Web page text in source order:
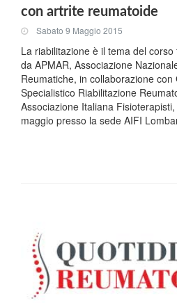
con artrite reumatoide
Sabato 9 Maggio 2015
La riabilitazione è il tema del
da APMAR, Associazione
Reumatiche, in collaborazione
Specialistico Riabilitazione
Associazione Italiana
maggio presso la sede AIFI